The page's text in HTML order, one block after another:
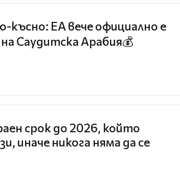
късно: EA вече официално е
Саудитска Арабия💰
срок до 2026, който
иначе никога няма да се